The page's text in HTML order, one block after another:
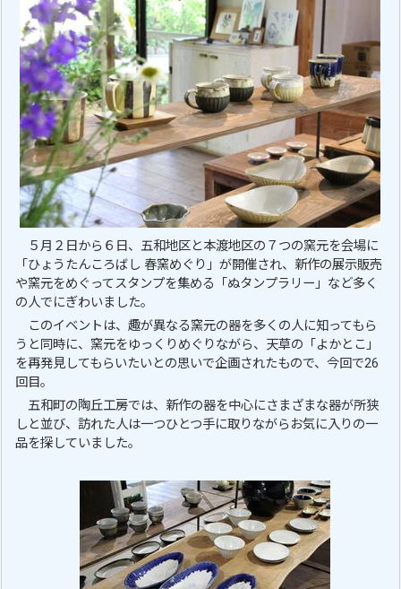
５月２日から６日、五和地区と本渡地区の７つの窯元を会場に
「ひょうたんころばし 春窯めぐり」が開催され、新作の展示販売
や窯元をめぐってスタンプを集める「ぬタンプラリー」など多く
の人でにぎわいました。
このイベントは、趣が異なる窯元の器を多くの人に知ってもら
うと同時に、窯元をゆっくりめぐりながら、天草の「よかとこ」
を再発見してもらいたいとの思いで企画されたもので、今回で26
回目。
五和町の陶丘工房では、新作の器を中心にさまざまな器が所狭
しと並び、訪れた人は一つひとつ手に取りながらお気に入りの一
品を探していました。